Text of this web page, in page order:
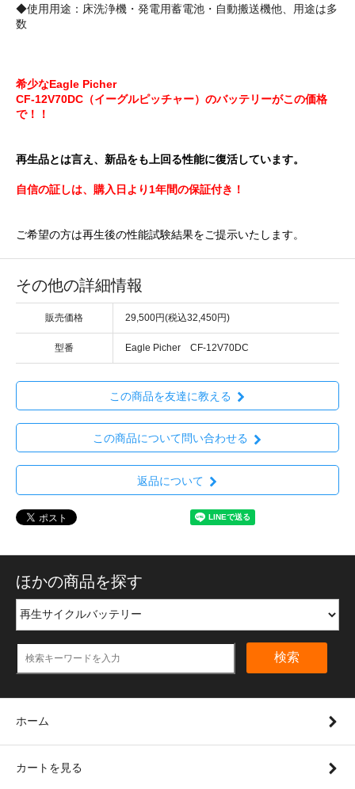
◆使用用途：床洗浄機・発電用蓄電池・自動搬送機他、用途は多
数
希少なEagle Picher
CF-12V70DC（イーグルピッチャー）のバッテリーがこの価格
で！！
再生品とは言え、新品をも上回る性能に復活しています。
自信の証しは、購入日より1年間の保証付き！
ご希望の方は再生後の性能試験結果をご提示いたします。
その他の詳細情報
販売価格 29,500円(税込32,450円)
型番 Eagle Picher CF-12V70DC
この商品を友達に教える
この商品について問い合わせる
返品について
ほかの商品を探す
検索
ホーム
カートを見る